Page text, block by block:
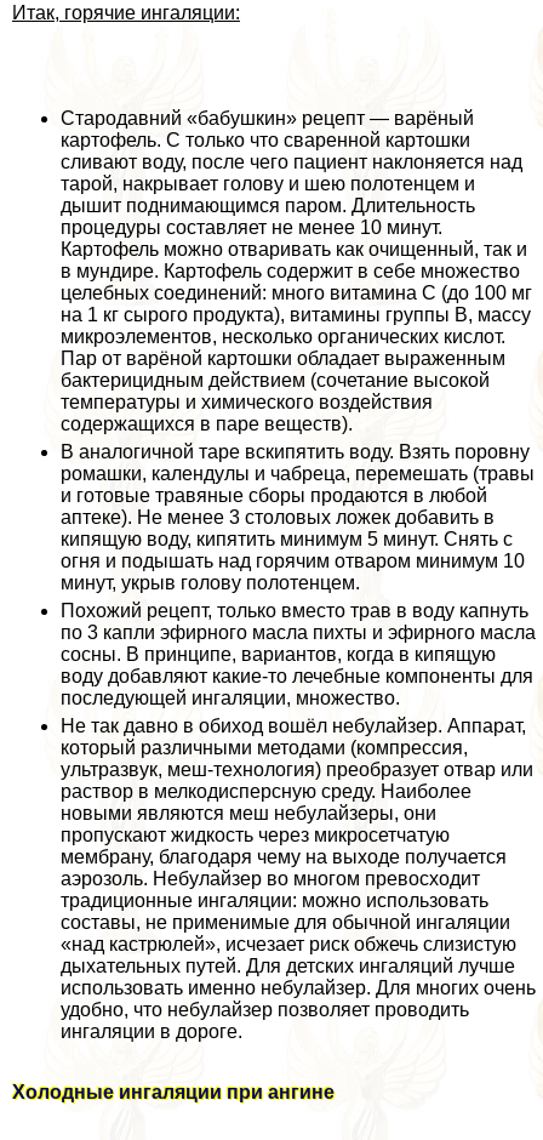
Итак, горячие ингаляции:
Стародавний «бабушкин» рецепт — варёный
картофель. С только что сваренной картошки
сливают воду, после чего пациент наклоняется над
тарой, накрывает голову и шею полотенцем и
дышит поднимающимся паром. Длительность
процедуры составляет не менее 10 минут.
Картофель можно отваривать как очищенный, так и
в мундире. Картофель содержит в себе множество
целебных соединений: много витамина С (до 100 мг
на 1 кг сырого продукта), витамины группы В, массу
микроэлементов, несколько органических кислот.
Пар от варёной картошки обладает выраженным
бактерицидным действием (сочетание высокой
температуры и химического воздействия
содержащихся в паре веществ).
В аналогичной таре вскипятить воду. Взять поровну
ромашки, календулы и чабреца, перемешать (травы
и готовые травяные сборы продаются в любой
аптеке). Не менее 3 столовых ложек добавить в
кипящую воду, кипятить минимум 5 минут. Снять с
огня и подышать над горячим отваром минимум 10
минут, укрыв голову полотенцем.
Похожий рецепт, только вместо трав в воду капнуть
по 3 капли эфирного масла пихты и эфирного масла
сосны. В принципе, вариантов, когда в кипящую
воду добавляют какие-то лечебные компоненты для
последующей ингаляции, множество.
Не так давно в обиход вошёл небулайзер. Аппарат,
который различными методами (компрессия,
ультразвук, меш-технология) преобразует отвар или
раствор в мелкодисперсную среду. Наиболее
новыми являются меш небулайзеры, они
пропускают жидкость через микросетчатую
мембрану, благодаря чему на выходе получается
аэрозоль. Небулайзер во многом превосходит
традиционные ингаляции: можно использовать
составы, не применимые для обычной ингаляции
«над кастрюлей», исчезает риск обжечь слизистую
дыхательных путей. Для детских ингаляций лучше
использовать именно небулайзер. Для многих очень
удобно, что небулайзер позволяет проводить
ингаляции в дороге.
Холодные ингаляции при ангине